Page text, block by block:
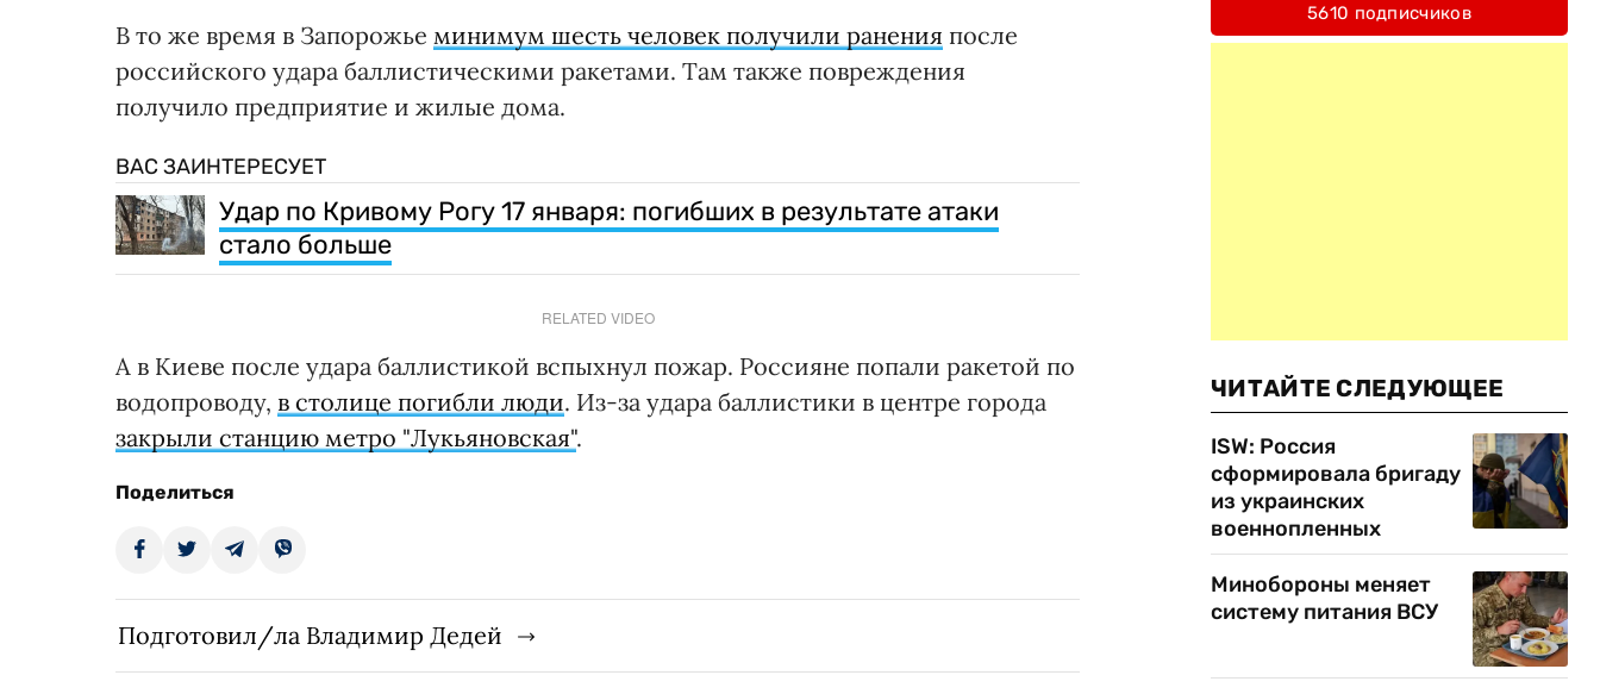
В то же время в Запорожье минимум шесть человек получили ранения после
российского удара баллистическими ракетами. Там также повреждения
получило предприятие и жилые дома.
ВАС ЗАИНТЕРЕСУЕТ
Удар по Кривому Рогу 17 января: погибших в результате атаки
стало больше
RELATED VIDEO
А в Киеве после удара баллистикой вспыхнул пожар. Россияне попали ракетой по
водопроводу, в столице погибли люди. Из-за удара баллистики в центре города
закрыли станцию метро "Лукьяновская".
Поделиться
Подготовил/ла Владимир Дедей
5610 подписчиков
ЧИТАЙТЕ СЛЕДУЮЩЕЕ
ISW: Россия
сформировала бригаду
из украинских
военнопленных
Минобороны меняет
систему питания ВСУ